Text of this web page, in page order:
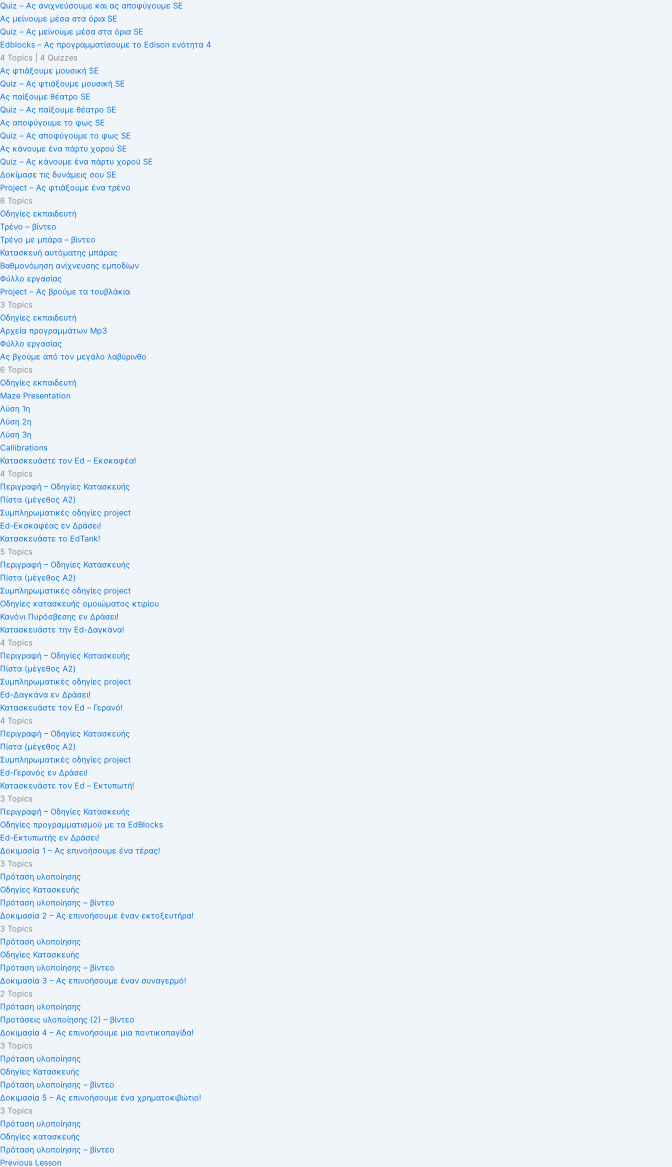
Quiz – Ας ανιχνεύσουμε και ας αποφύγουμε SE
Ας μείνουμε μέσα στα όρια SE
Quiz – Ας μείνουμε μέσα στα όρια SE
Edblocks – Ας προγραμματίσουμε το Edison ενότητα 4
4 Topics
4 Quizzes
Ας φτιάξουμε μουσική SE
Quiz – Ας φτιάξουμε μουσική SE
Ας παίξουμε θέατρο SE
Quiz – Ας παίξουμε θέατρο SE
Ας αποφύγουμε το φως SE
Quiz – Ας αποφύγουμε το φως SE
Ας κάνουμε ένα πάρτυ χορού SE
Quiz – Ας κάνουμε ένα πάρτυ χορού SE
Δοκίμασε τις δυνάμεις σου SE
Project – Ας φτιάξουμε ένα τρένο
6 Topics
Οδηγίες εκπαιδευτή
Τρένο – βίντεο
Τρένο με μπάρα – βίντεο
Κατασκευή αυτόματης μπάρας
Βαθμονόμηση ανίχνευσης εμποδίων
Φύλλο εργασίας
Project – Ας βρούμε τα τουβλάκια
3 Topics
Οδηγίες εκπαιδευτή
Αρχεία προγραμμάτων Mp3
Φύλλο εργασίας
Ας βγούμε από τον μεγάλο λαβύρινθο
6 Topics
Οδηγίες εκπαιδευτή
Maze Presentation
Λύση 1η
Λύση 2η
Λύση 3η
Callibrations
Κατασκευάστε τον Ed – Εκσκαφέα!
4 Topics
Περιγραφή – Οδηγίες Κατασκευής
Πίστα (μέγεθος A2)
Συμπληρωματικές οδηγίες project
Ed-Εκσκαφέας εν Δράσει!
Κατασκευάστε το EdTank!
5 Topics
Περιγραφή – Οδηγίες Κατασκευής
Πίστα (μέγεθος A2)
Συμπληρωματικές οδηγίες project
Οδηγίες κατασκευής ομοιώματος κτιρίου
Κανόνι Πυρόσβεσης εν Δράσει!
Κατασκευάστε την Ed-Δαγκάνα!
4 Topics
Περιγραφή – Οδηγίες Κατασκευής
Πίστα (μέγεθος A2)
Συμπληρωματικές οδηγίες project
Ed-Δαγκάνα εν Δράσει!
Κατασκευάστε τον Ed – Γερανό!
4 Topics
Περιγραφή – Οδηγίες Κατασκευής
Πίστα (μέγεθος A2)
Συμπληρωματικές οδηγίες project
Ed-Γερανός εν Δράσει!
Κατασκευάστε τον Ed – Εκτυπωτή!
3 Topics
Περιγραφή – Οδηγίες Κατασκευής
Οδηγίες προγραμματισμού με τα EdBlocks
Ed-Εκτυπωτής εν Δράσει!
Δοκιμασία 1 – Ας επινοήσουμε ένα τέρας!
3 Topics
Πρόταση υλοποίησης
Οδηγίες Κατασκευής
Πρόταση υλοποίησης – βίντεο
Δοκιμασία 2 – Ας επινοήσουμε έναν εκτοξευτήρα!
3 Topics
Πρόταση υλοποίησης
Οδηγίες Κατασκευής
Πρόταση υλοποίησης – βίντεο
Δοκιμασία 3 – Ας επινοήσουμε έναν συναγερμό!
2 Topics
Πρόταση υλοποίησης
Προτάσεις υλοποίησης (2) – βίντεο
Δοκιμασία 4 – Ας επινοήσουμε μια ποντικοπαγίδα!
3 Topics
Πρόταση υλοποίησης
Οδηγίες Κατασκευής
Πρόταση υλοποίησης – βίντεο
Δοκιμασία 5 – Ας επινοήσουμε ένα χρηματοκιβώτιο!
3 Topics
Πρόταση υλοποίησης
Οδηγίες κατασκευής
Πρόταση υλοποίησης – βίντεο
Previous Lesson